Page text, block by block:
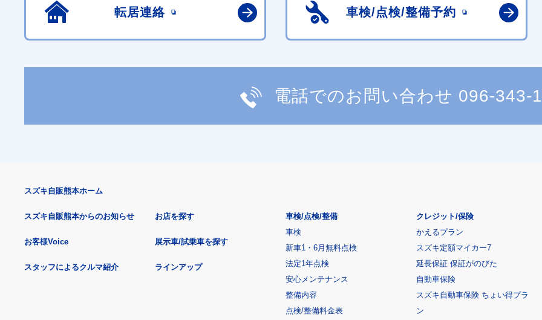
転居連絡 車検/点検/整備予約
電話でのお問い合わせ 096-343-
スズキ自販熊本ホーム
スズキ自販熊本からのお知らせ
お客様Voice
スタッフによるクルマ紹介
お店を探す
展示車/試乗車を探す
ラインアップ
車検/点検/整備
車検
新車1・6月無料点検
法定1年点検
安心メンテナンス
整備内容
点検/整備料金表
クレジット/保険
かえるプラン
スズキ定額マイカー7
延長保証 保証がのびた
自動車保険
スズキ自動車保険 ちょい得プラ
ン